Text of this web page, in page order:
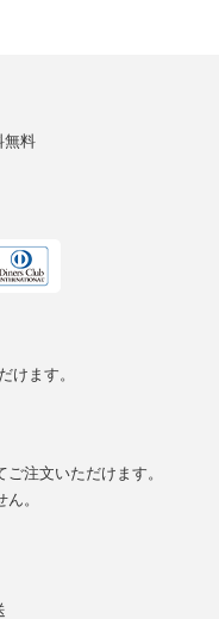
無料
けます。
注文いただけます。
。